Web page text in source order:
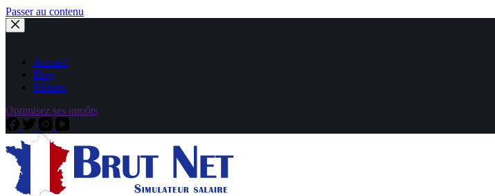
Passer au contenu
Accueil
Blog
Métiers
Optimisez ses impôts